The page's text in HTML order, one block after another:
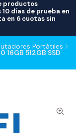
productos
10 días de prueba en
en 6 cuotas sin
Portátiles
16GB 512GB SSD